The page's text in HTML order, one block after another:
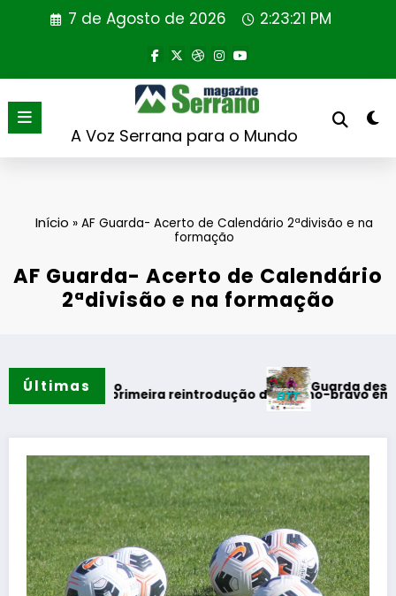
7 de Agosto de 2026 2:23:21 PM
A Voz Serrana para o Mundo
Início » AF Guarda- Acerto de Calendário 2ªdivisão e na
formação
AF Guarda- Acerto de Calendário
2ªdivisão e na formação
Últimas
primeira reintrodução de coelho-bravo em área
Guarda desafia